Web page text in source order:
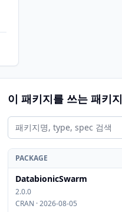
이 패키지를 쓰는 패키지
PACKAGE
DatabionicSwarm
2.0.0
CRAN · 2026-08-05